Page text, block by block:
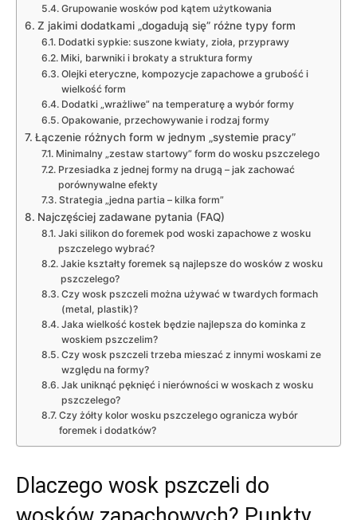
Grupowanie wosków pod kątem użytkowania
Z jakimi dodatkami „dogadują się” różne typy form
Dodatki sypkie: suszone kwiaty, zioła, przyprawy
Miki, barwniki i brokaty a struktura formy
Olejki eteryczne, kompozycje zapachowe a grubość i
wielkość form
Dodatki „wrażliwe” na temperaturę a wybór formy
Opakowanie, przechowywanie i rodzaj formy
Łączenie różnych form w jednym „systemie pracy”
Minimalny „zestaw startowy” form do wosku pszczelego
Przesiadka z jednej formy na drugą – jak zachować
porównywalne efekty
Strategia „jedna partia – kilka form”
Najczęściej zadawane pytania (FAQ)
Jaki silikon do foremek pod woski zapachowe z wosku
pszczelego wybrać?
Jakie kształty foremek są najlepsze do wosków z wosku
pszczelego?
Czy wosk pszczeli można używać w twardych formach
(metal, plastik)?
Jaka wielkość kostek będzie najlepsza do kominka z
woskiem pszczelim?
Czy wosk pszczeli trzeba mieszać z innymi woskami ze
względu na formy?
Jak uniknąć pęknięć i nierówności w woskach z wosku
pszczelego?
Czy żółty kolor wosku pszczelego ogranicza wybór
foremek i dodatków?
Dlaczego wosk pszczeli do